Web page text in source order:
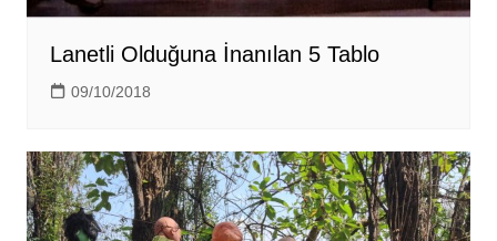
Lanetli Olduğuna İnanılan 5 Tablo
09/10/2018